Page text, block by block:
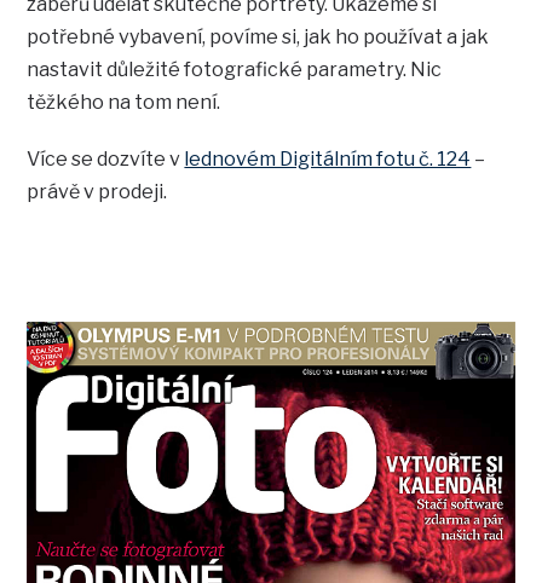
záběrů udělat skutečné portréty. Ukážeme si
potřebné vybavení, povíme si, jak ho používat a jak
nastavit důležité fotografické parametry. Nic
těžkého na tom není.
Více se dozvíte v lednovém Digitálním fotu č. 124 –
právě v prodeji.